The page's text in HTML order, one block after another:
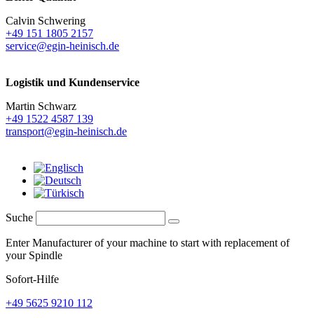
Calvin Schwering
+49 151 1805 2157
service@egin-heinisch.de
Logistik und Kundenservice
Martin Schwarz
+49 1522 4587 139
transport@egin-heinisch.de
Suche
Enter Manufacturer of your machine to start with replacement of
your Spindle
Sofort-Hilfe
+49 5625 9210 112